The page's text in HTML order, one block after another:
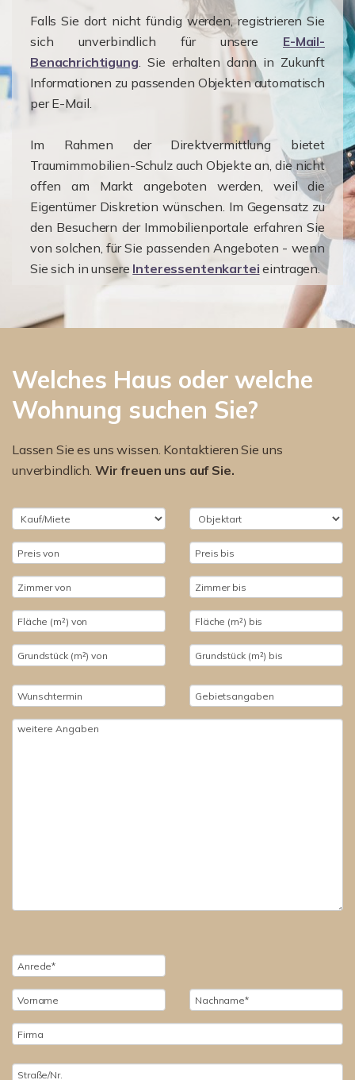
Falls Sie dort nicht fündig werden, registrieren Sie
sich unverbindlich für unsere
E-Mail-
Benachrichtigung. Sie erhalten dann in Zukunft
Informationen zu passenden Objekten automatisch
per E-Mail.
Im Rahmen der Direktvermittlung bietet
Traumimmobilien-Schulz auch Objekte an, die nicht
offen am Markt angeboten werden, weil die
Eigentümer Diskretion wünschen. Im Gegensatz zu
den Besuchern der Immobilienportale erfahren Sie
von solchen, für Sie passenden Angeboten - wenn
Sie sich in unsere Interessentenkartei eintragen.
Welches Haus oder welche
Wohnung suchen Sie?
Lassen Sie es uns wissen. Kontaktieren Sie uns
unverbindlich. Wir freuen uns auf Sie.